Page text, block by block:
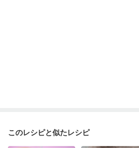
このレシピと似たレシピ